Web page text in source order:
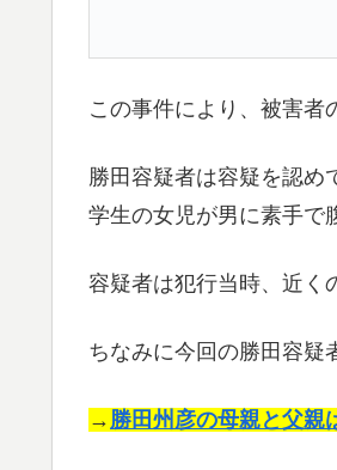
この事件により、被害者
勝田容疑者は容疑を認め
学生の女児が男に素手で
容疑者は犯行当時、近く
ちなみに今回の勝田容疑
→ 勝田州彦の母親と父親